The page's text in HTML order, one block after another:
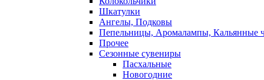
Шкатулки
Ангелы, Подковы
Пепельницы, Аромалампы, Кальянные
Прочее
Сезонные сувениры
Пасхальные
Новогодние